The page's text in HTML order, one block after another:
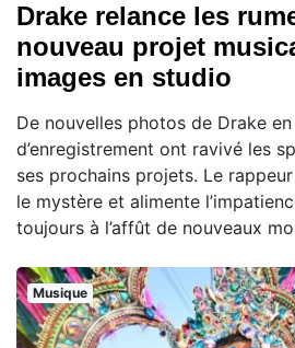
Drake relance les
nouveau projet
images en studio
De nouvelles photos de Drake
d’enregistrement ont ravivé les
ses prochains projets. Le
le mystère et alimente
toujours à l’affût de nouveaux
Musique